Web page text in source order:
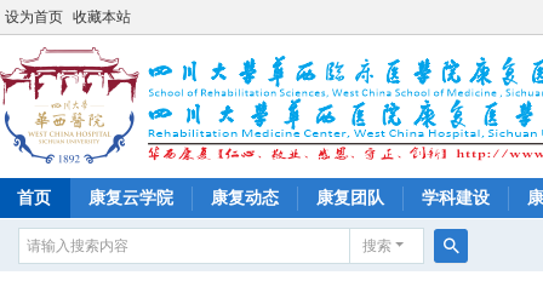
设为首页 收藏本站
首页 康复云学院 康复动态 康复团队 学科建设
搜索